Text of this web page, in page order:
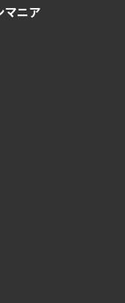
マニア